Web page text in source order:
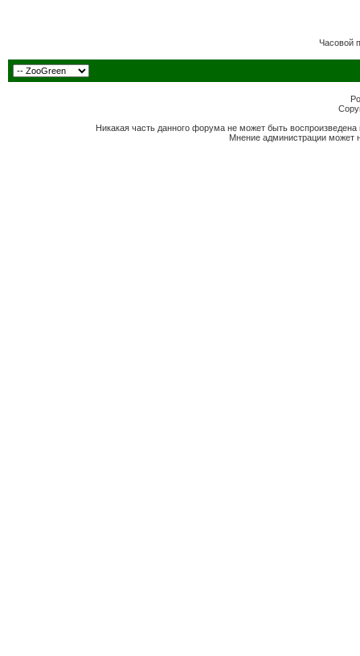
Часовой
Никакая часть данного форума не может быть
Мнение администрации может